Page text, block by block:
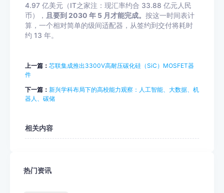
4.97 亿美元（IT之家注：现汇率约合 33.88 亿元人民
币），
且要到 2030 年 5 月才能完成。 按这一时间表计
算，一个相对简单的级间适配器，从签约到交付将耗时
约 13 年。
上一篇： 芯联集成推出3300V高耐压碳化硅（SiC）MOSFET器
件
下一篇： 新兴学科布局下的高校能力观察：人工智能、大数据、机
器人、碳储
相关内容
热门资讯